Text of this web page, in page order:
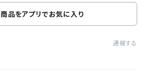
商品をアプリでお気に入り
通報する